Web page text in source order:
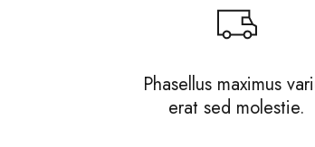
Phasellus maximus
erat sed molestie.